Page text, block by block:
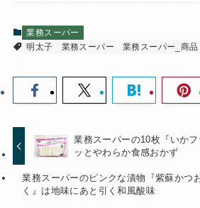
業務スーパー
明太子
業務スーパー 業務スーパー_商品
業務スーパーの10枚『いか
ッとやわらか食感おかず
業務スーパーのピンクな漬物『紫蘇かつ
く』は地味にあと引く和風酸味